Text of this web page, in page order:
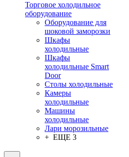
Торговое холодильное
оборудование
Оборудование для
шоковой заморозки
Шкафы
холодильные
Шкафы
холодильные Smart
Door
Столы холодильные
Камеры
холодильные
Машины
холодильные
Лари морозильные
+ ЕЩЕ 3